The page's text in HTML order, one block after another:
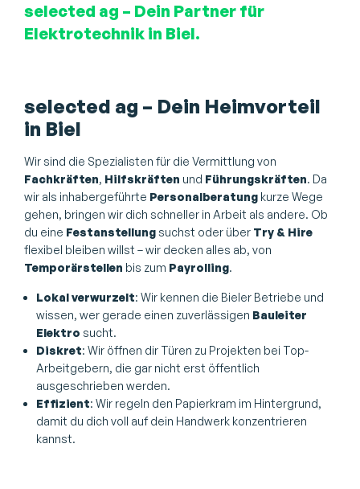
selected ag – Dein Partner für
Elektrotechnik in Biel.
selected ag – Dein Heimvorteil
in Biel
Wir sind die Spezialisten für die Vermittlung von
Fachkräften, Hilfskräften und Führungskräften. Da
wir als inhabergeführte Personalberatung kurze Wege
gehen, bringen wir dich schneller in Arbeit als andere. Ob
du eine Festanstellungsuchst oder über Try & Hire
flexibel bleiben willst – wir decken alles ab, von
Temporärstellen bis zum Payrolling.
Lokal verwurzelt: Wir kennen die Bieler Betriebe und
wissen, wer gerade einen zuverlässigen Bauleiter
Elektro sucht.
Diskret: Wir öffnen dir Türen zu Projekten bei Top-
Arbeitgebern, die gar nicht erst öffentlich
ausgeschrieben werden.
Effizient: Wir regeln den Papierkram im Hintergrund,
damit du dich voll auf dein Handwerk konzentrieren
kannst.